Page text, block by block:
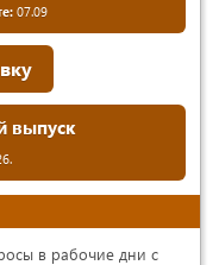
07.09
выпуск
в рабочие дни с